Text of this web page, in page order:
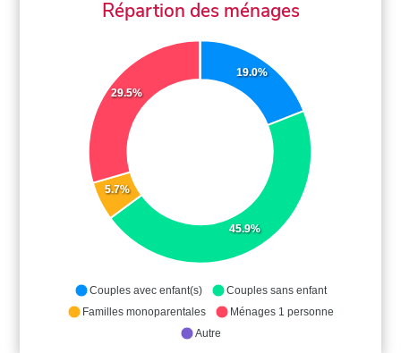
Répartion des ménages
19.0%
45.9%
5.7%
29.5%
Couples avec enfant(s)
Couples sans enfant
Familles monoparentales
Ménages 1 personne
Autre